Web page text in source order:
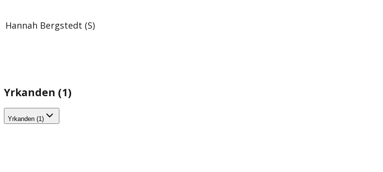
Hannah Bergstedt (S)
Yrkanden (1)
Yrkanden (1)